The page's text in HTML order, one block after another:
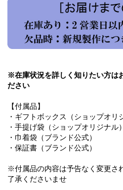
※在庫状況を詳しく知りたい方は
ださい
【付属品】
・ギフトボックス（ショップオリ
・手提げ袋（ショップオリジナル）
・巾着袋（ブランド公式）
・保証書（ブランド公式）
※付属品の内容は予告なく変更さ
了承くださいませ